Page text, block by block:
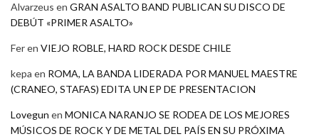
Alvarzeus en GRAN ASALTO BAND PUBLICAN SU DISCO DE
DEBÚT «PRIMER ASALTO»
Feren VIEJO ROBLE, HARD ROCK DESDE CHILE
kepa en ROMA, LA BANDA LIDERADA POR MANUEL MAESTRE
(CRANEO, STAFAS) EDITA UN EP DE PRESENTACION
Lovegun en MONICA NARANJO SE RODEA DE LOS MEJORES
MÚSICOS DE ROCK Y DE METAL DEL PAÍS EN SU PRÓXIMA